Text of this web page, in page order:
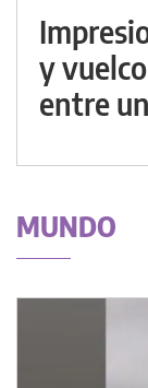
y
entre
MUNDO